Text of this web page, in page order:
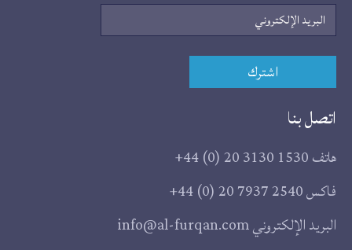
البريد
الإلكتروني
اشترك
اتصل بنا
هاتف+44 (0) 20 3130 1530
فاكس+44 (0) 20 7937 2540
البريد الإلكترونيinfo@al-furqan.com